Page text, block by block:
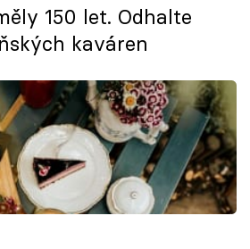
150 let. Odhalte
kaváren